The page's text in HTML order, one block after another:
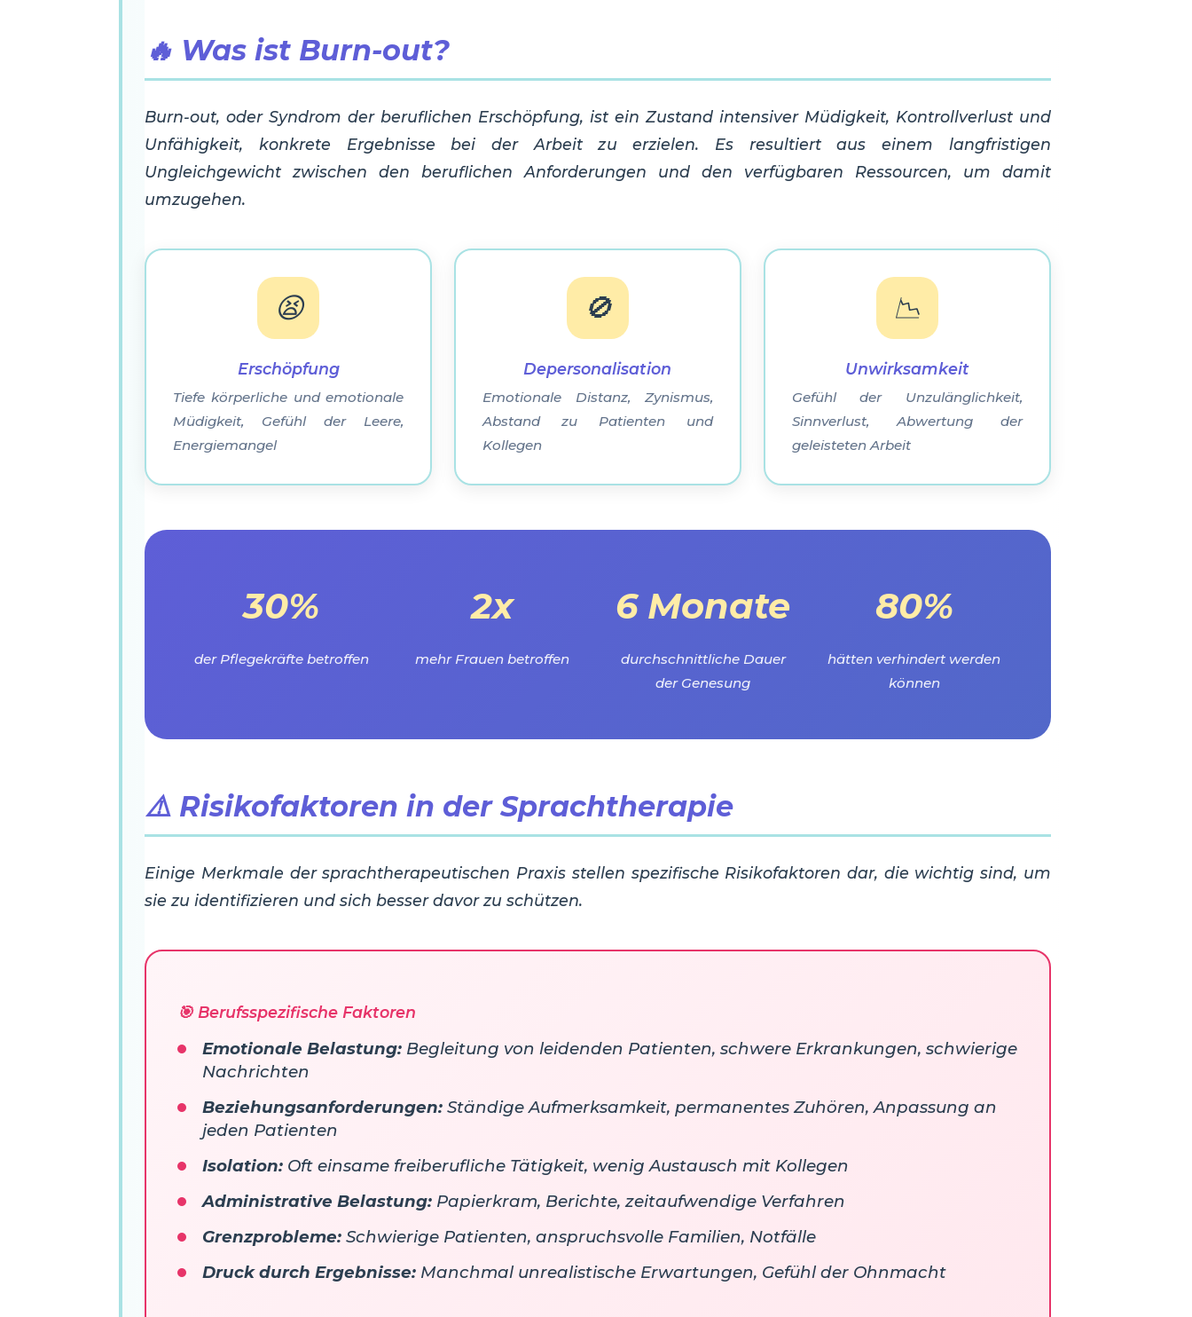
🔥 Was ist Burn-out?
Burn-out, oder Syndrom der beruflichen Erschöpfung, ist ein Zustand intensiver Müdigkeit, Kontrollverlust und
Unfähigkeit, konkrete Ergebnisse bei der Arbeit zu erzielen. Es resultiert aus einem langfristigen
Ungleichgewicht zwischen den beruflichen Anforderungen und den verfügbaren Ressourcen, um damit
umzugehen.
😫
Erschöpfung
Tiefe körperliche und emotionale
Müdigkeit, Gefühl der Leere,
Energiemangel
🚫
Depersonalisation
Emotionale Distanz, Zynismus,
Abstand zu Patienten und
Kollegen
📉
Unwirksamkeit
Gefühl der Unzulänglichkeit,
Sinnverlust, Abwertung der
geleisteten Arbeit
30%
der Pflegekräfte betroffen
2x
mehr Frauen betroffen
6 Monate
durchschnittliche Dauer
der Genesung
80%
hätten verhindert werden
können
⚠️ Risikofaktoren in der Sprachtherapie
Einige Merkmale der sprachtherapeutischen Praxis stellen spezifische Risikofaktoren dar, die wichtig sind, um
sie zu identifizieren und sich besser davor zu schützen.
🎯 Berufsspezifische Faktoren
Emotionale Belastung: Begleitung von leidenden Patienten, schwere Erkrankungen, schwierige
Nachrichten
Beziehungsanforderungen: Ständige Aufmerksamkeit, permanentes Zuhören, Anpassung an
jeden Patienten
Isolation: Oft einsame freiberufliche Tätigkeit, wenig Austausch mit Kollegen
Administrative Belastung: Papierkram, Berichte, zeitaufwendige Verfahren
Grenzprobleme: Schwierige Patienten, anspruchsvolle Familien, Notfälle
Druck durch Ergebnisse: Manchmal unrealistische Erwartungen, Gefühl der Ohnmacht